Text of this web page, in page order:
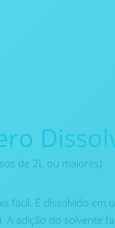
de 2L ou maiores)
fácil. É dissolvido em
A adição do solvente